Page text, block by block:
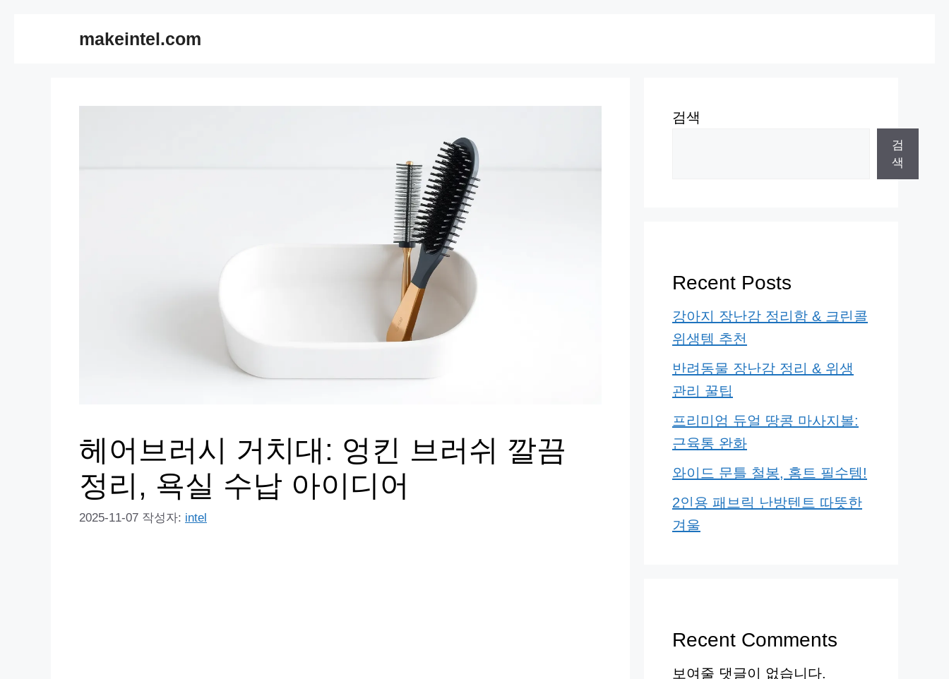
makeintel.com
헤어브러시 거치대: 엉킨 브러쉬 깔끔
정리, 욕실 수납 아이디어
2025-11-07 작성자: intel
검색
검
색
Recent Posts
강아지 장난감 정리함 & 크린콜
위생템 추천
반려동물 장난감 정리 & 위생
관리 꿀팁
프리미엄 듀얼 땅콩 마사지볼:
근육통 완화
와이드 문틀 철봉, 홈트 필수템!
2인용 패브릭 난방텐트 따뜻한
겨울
Recent Comments
보여줄 댓글이 없습니다.